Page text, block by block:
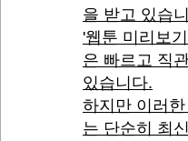
을 받고 있습
'웹툰 미리보
은 빠르고 직
있습니다.
하지만 이러
는 단순히 최